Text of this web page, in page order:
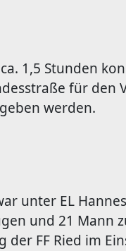
1,5 Stunden
für den
werden.
unter EL
und 21 Mann
der FF Ried im